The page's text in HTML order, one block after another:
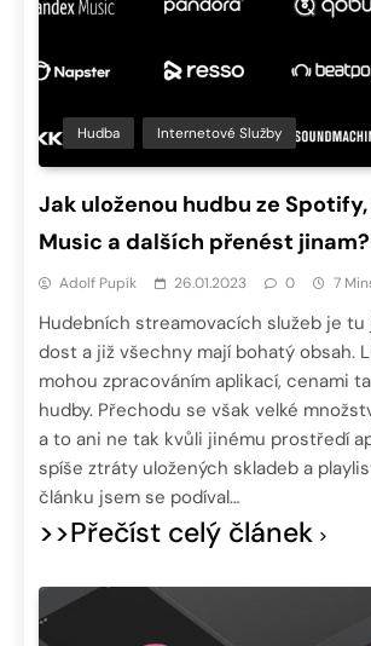
Hudba Internetové Služby
Jak uloženou hudbu ze
Music a dalších přenést jinam?
Adolf Pupík 26.01.2023 0 7
Hudebních streamovacích služeb je tu
dost a již všechny mají bohatý obsah.
mohou zpracováním aplikací, cenami
hudby. Přechodu se však velké
a to ani ne tak kvůli jinému prostředí
spíše ztráty uložených skladeb a
článku jsem se podíval…
>>Přečíst celý článek